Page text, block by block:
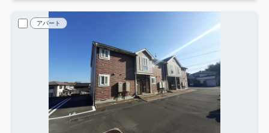
アパート